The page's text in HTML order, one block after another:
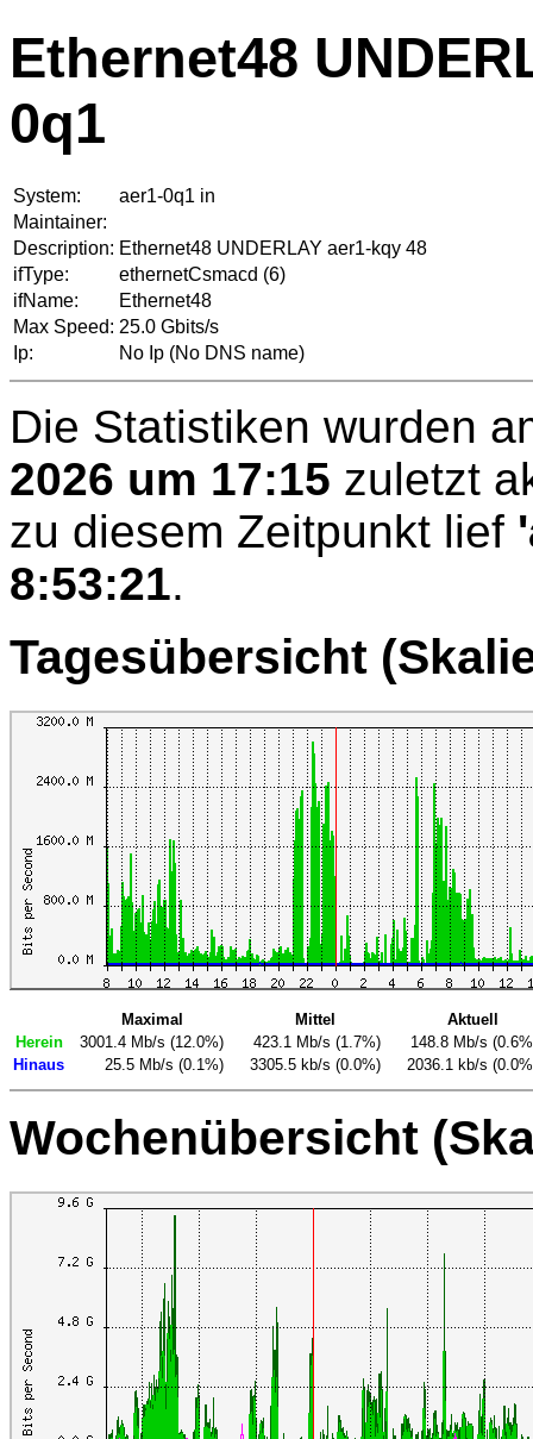
Ethernet48
0q1
System:
aer1-0q1 in
Maintainer:
Description: Ethernet48 UNDERLAY aer1-kqy 48
ifType:
ethernetCsmacd (6)
ifName:
Ethernet48
Max Speed: 25.0 Gbits/s
Ip:
No Ip (No DNS name)
Die Statistiken wurden
2026 um 17:15 zuletzt
zu diesem Zeitpunkt lief
8:53:21.
Tagesübersicht
Maximal Mittel
Aktuell
Herein
3001.4 Mb/s (12.0%) 423.1 Mb/s (1.7%)
148.8 Mb/s
Hinaus
25.5 Mb/s (0.1%) 3305.5 kb/s (0.0%) 2036.1 kb/s
Wochenübersicht